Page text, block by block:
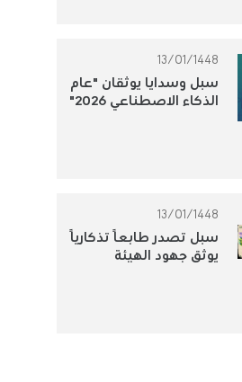
13/01/1448
سبل وسدايا يوثقان "عام
الذكاء الاصطناعي 2026"
13/01/1448
سبل تصدر طابعًا تذكاريًا
يوثق جهود الهيئة